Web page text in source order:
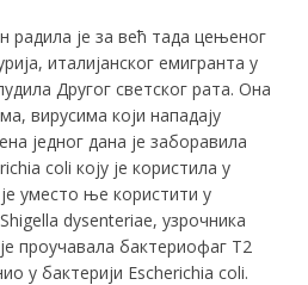
радила је за већ тада цењеног
италијанског емигранта у
Другог светског рата. Она
вирусима који нападају
једног дана је заборавила
coli коју је користила у
уместо ње користити у
dysenteriae, узрочника
проучавала бактериофаг Т2
у бактерији Escherichia coli.